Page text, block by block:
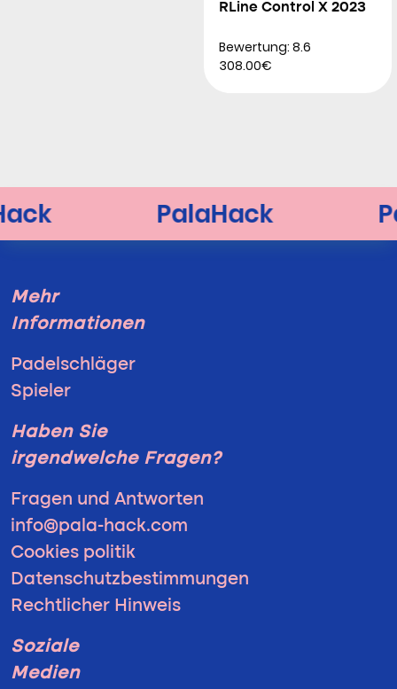
RLine Control X 2023
Bewertung: 8.6
308.00€
Mehr
Informationen
Padelschläger
Spieler
Haben Sie
irgendwelche Fragen?
Fragen und Antworten
info@pala-hack.com
Cookies politik
Datenschutzbestimmungen
Rechtlicher Hinweis
Soziale
Medien